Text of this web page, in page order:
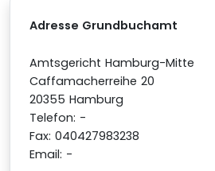
Adresse Grundbuchamt
Amtsgericht Hamburg-Mitte
Caffamacherreihe 20
20355 Hamburg
Telefon: -
Fax: 040427983238
Email: -